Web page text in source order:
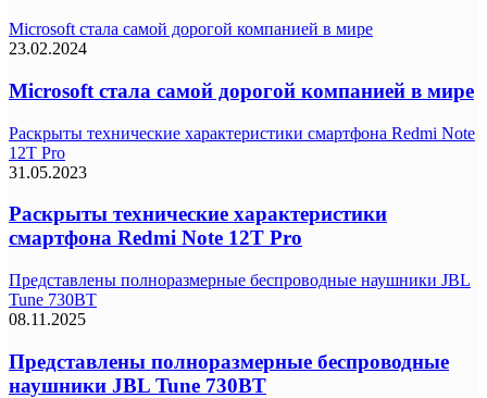
Microsoft стала самой дорогой компанией в мире
23.02.2024
Microsoft стала самой дорогой компанией в мире
Раскрыты технические характеристики смартфона Redmi Note
12T Pro
31.05.2023
Раскрыты технические характеристики
смартфона Redmi Note 12T Pro
Представлены полноразмерные беспроводные наушники JBL
Tune 730BT
08.11.2025
Представлены полноразмерные беспроводные
наушники JBL Tune 730BT